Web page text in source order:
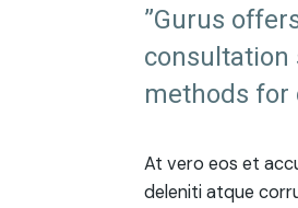
”Gurus
methods for
At vero eos et
deleniti atque